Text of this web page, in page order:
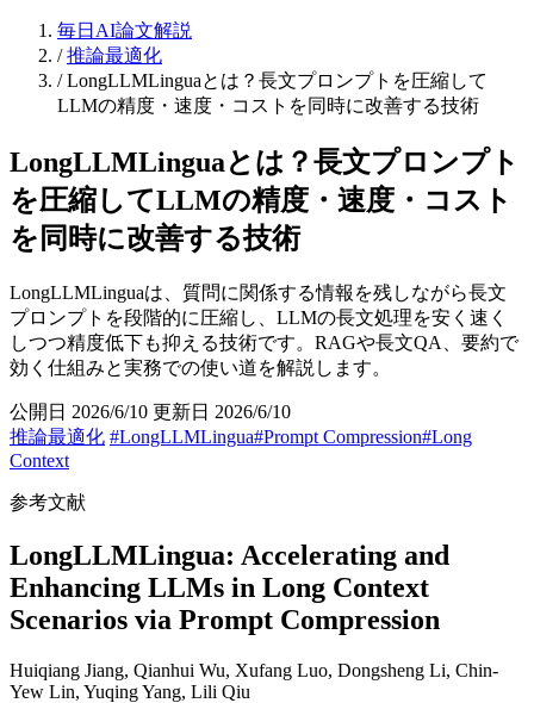
毎日AI論文解説
/ 推論最適化
/ LongLLMLinguaとは？長文プロンプトを圧縮して
LLMの精度・速度・コストを同時に改善する技術
LongLLMLinguaとは？長文プロンプト
を圧縮してLLMの精度・速度・コスト
を同時に改善する技術
LongLLMLinguaは、質問に関係する情報を残しながら長文
プロンプトを段階的に圧縮し、LLMの長文処理を安く速く
しつつ精度低下も抑える技術です。RAGや長文QA、要約で
効く仕組みと実務での使い道を解説します。
公開日 2026/6/10 更新日 2026/6/10
推論最適化 #LongLLMLingua#Prompt Compression#Long
Context
参考文献
LongLLMLingua: Accelerating and
Enhancing LLMs in Long Context
Scenarios via Prompt Compression
Huiqiang Jiang, Qianhui Wu, Xufang Luo, Dongsheng Li, Chin-
Yew Lin, Yuqing Yang, Lili Qiu